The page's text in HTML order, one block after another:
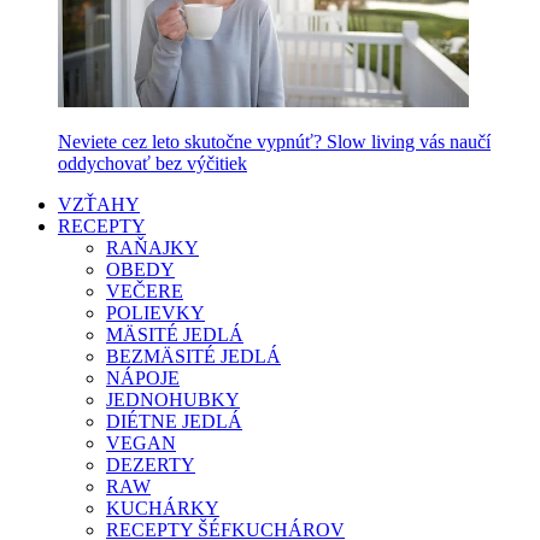
Neviete cez leto skutočne vypnúť? Slow living vás naučí
oddychovať bez výčitiek
VZŤAHY
RECEPTY
RAŇAJKY
OBEDY
VEČERE
POLIEVKY
MÄSITÉ JEDLÁ
BEZMÄSITÉ JEDLÁ
NÁPOJE
JEDNOHUBKY
DIÉTNE JEDLÁ
VEGAN
DEZERTY
RAW
KUCHÁRKY
RECEPTY ŠÉFKUCHÁROV